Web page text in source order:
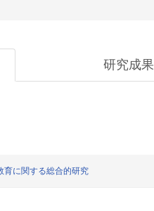
研究成果
育に関する総合的研究